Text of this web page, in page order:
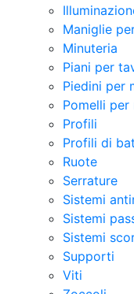
Maniglie
Minuteria
Piani per
Piedini per
Pomelli per
Profili
Profili di
Ruote
Serrature
Sistemi
Sistemi
Sistemi
Supporti
Viti